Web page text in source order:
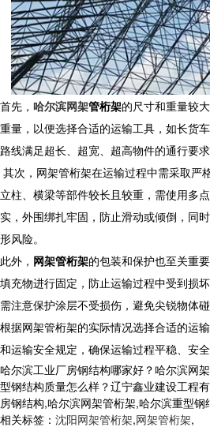
首先， 哈尔滨网架管桁架的尺寸和重量较
重量，以便选择合适的运输工具，如长货
路线满足超长、超宽、超高物件的通行要求
其次， 网架管桁架在运输过程中需采取严
立柱、横梁等部件较长且较重，需使用多
实，外围绑扎牢固，防止滑动或倾倒，同
形风险。
此外， 网架管桁架的包装和保护也至关重
填充物进行固定，防止运输过程中受到损
需注意保护涂层不受损伤，避免尖锐物体
根据网架管桁架的实际情况选择合适的运
和运输安全规定，确保运输过程平稳、安全
哈尔滨工业厂房钢结构哪家好？哈尔滨网
型钢结构质量怎么样？辽宁鑫业建设工程
房钢结构,哈尔滨网架管桁架,哈尔滨重型
相关标签： 沈阳网架管桁架,网架管桁架,